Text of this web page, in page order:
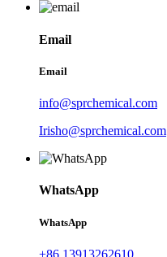
Email
Email
info@sprchemical.com
Irisho@sprchemical.com
WhatsApp
WhatsApp
+86 13913262610